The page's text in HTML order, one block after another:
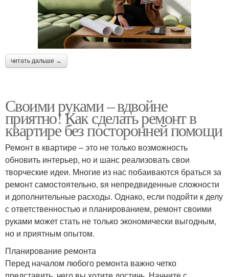
читать дальше →
Своими руками – вдвойне
приятно! Как сделать ремонт в
квартире без посторонней помощи
Ремонт в квартире – это не только возможность
обновить интерьер, но и шанс реализовать свои
творческие идеи. Многие из нас побаиваются браться за
ремонт самостоятельно, sя непредвиденные сложности
и дополнительные расходы. Однако, если подойти к делу
с ответственностью и планированием, ремонт своими
руками может стать не только экономически выгодным,
но и приятным опытом.
Планирование ремонта
Перед началом любого ремонта важно четко